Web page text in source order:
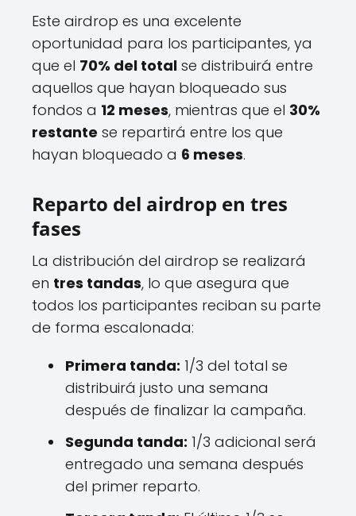
Este airdrop es una excelente
oportunidad para los participantes, ya
que el 70% del total se distribuirá entre
aquellos que hayan bloqueado sus
fondos a 12 meses, mientras que el 30%
restante se repartirá entre los que
hayan bloqueado a 6 meses.
Reparto del airdrop en tres
fases
La distribución del airdrop se realizará
en tres tandas, lo que asegura que
todos los participantes reciban su parte
de forma escalonada:
Primera tanda: 1/3 del total se
distribuirá justo una semana
después de finalizar la campaña.
Segunda tanda: 1/3 adicional será
entregado una semana después
del primer reparto.